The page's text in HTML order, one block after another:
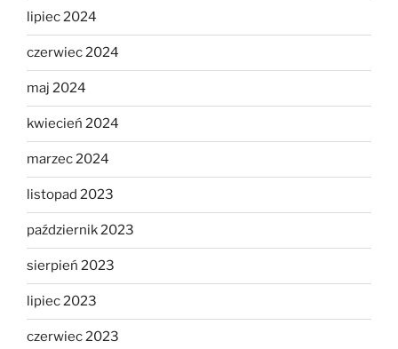
lipiec 2024
czerwiec 2024
maj 2024
kwiecień 2024
marzec 2024
listopad 2023
październik 2023
sierpień 2023
lipiec 2023
czerwiec 2023